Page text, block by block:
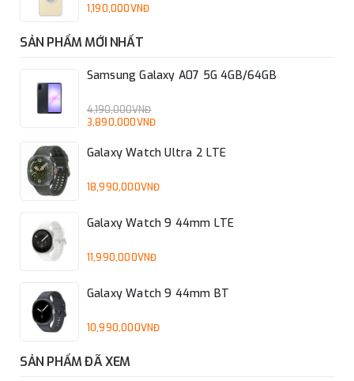
1,190,000VNĐ
SẢN PHẨM MỚI NHẤT
Samsung Galaxy A07 5G 4GB/64GB
4,190,000VNĐ
3,890,000VNĐ
Galaxy Watch Ultra 2 LTE
18,990,000VNĐ
Galaxy Watch 9 44mm LTE
11,990,000VNĐ
Galaxy Watch 9 44mm BT
10,990,000VNĐ
SẢN PHẨM ĐÃ XEM